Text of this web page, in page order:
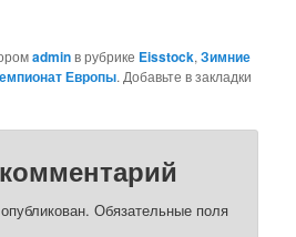
adminв рубрике Eisstock,Зимние
Европы. Добавьте в закладки
Обязательные поля